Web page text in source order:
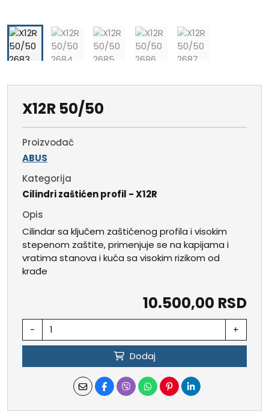
X12R 50/50
Proizvođač
ABUS
Kategorija
Cilindri zaštićen profil - X12R
Opis
Cilindar sa ključem zaštićenog profila i visokim
stepenom zaštite, primenjuje se na kapijama i
vratima stanova i kuća sa visokim rizikom od
krađe
10.500,00 RSD
- +
Dodaj